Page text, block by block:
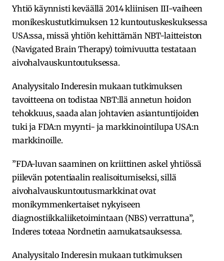
Yhtiö käynnisti keväällä 2014 kliinisen III-vaiheen
monikeskustutkimuksen 12 kuntoutuskeskuksessa
USA:ssa, missä yhtiön kehittämän NBT-laitteiston
(Navigated Brain Therapy) toimivuutta testataan
aivohalvauskuntoutuksessa.
Analyysitalo Inderesin mukaan tutkimuksen
tavoitteena on todistaa NBT:llä annetun hoidon
tehokkuus, saada alan johtavien asiantuntijoiden
tuki ja FDA:n myynti- ja markkinointilupa USA:n
markkinoille.
”FDA-luvan saaminen on kriittinen askel yhtiössä
piilevän potentiaalin realisoitumiseksi, sillä
aivohalvauskuntoutusmarkkinat ovat
monikymmenkertaiset nykyiseen
diagnostiikkaliiketoimintaan (NBS) verrattuna”,
Inderes toteaa Nordnetin aamukatsauksessa.
Analyysitalo Inderesin mukaan tutkimuksen